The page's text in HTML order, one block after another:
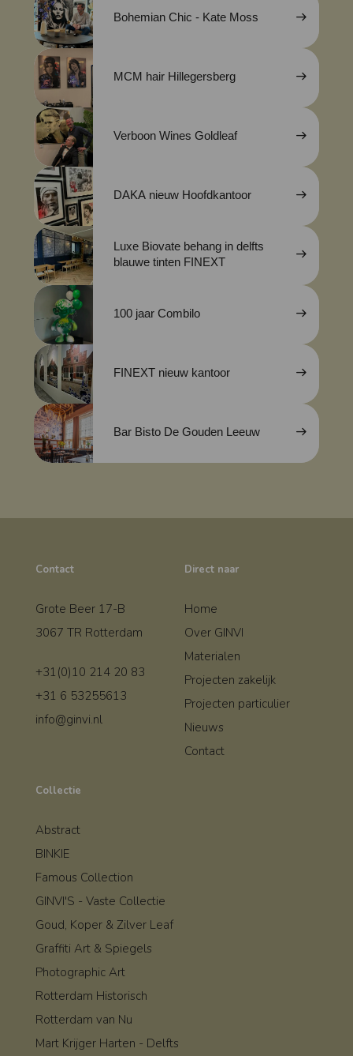
Bohemian Chic - Kate Moss
MCM hair Hillegersberg
Verboon Wines Goldleaf
DAKA nieuw Hoofdkantoor
Luxe Biovate behang in delfts
blauwe tinten FINEXT
100 jaar Combilo
FINEXT nieuw kantoor
Bar Bisto De Gouden Leeuw
Contact
Grote Beer 17-B
3067 TR Rotterdam
+31(0)10 214 20 83
+31 6 53255613
info@ginvi.nl
Direct naar
Home
Over GINVI
Materialen
Projecten zakelijk
Projecten particulier
Nieuws
Contact
Collectie
Abstract
BINKIE
Famous Collection
GINVI'S - Vaste Collectie
Goud, Koper & Zilver Leaf
Graffiti Art & Spiegels
Photographic Art
Rotterdam Historisch
Rotterdam van Nu
Mart Krijger Harten - Delfts